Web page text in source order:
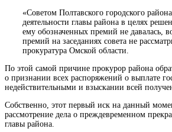
«Советом Полтавского городского
деятельности главы района в целях
ему обозначенных премий не давалась,
премий на заседаниях совета не
прокуратура Омской области.
По этой самой причине прокурор района
о признании всех распоряжений о выплате
недействительными и взыскании всей
Собственно, этот первый иск на данный
рассмотрение дела о преждевременном
главы района.